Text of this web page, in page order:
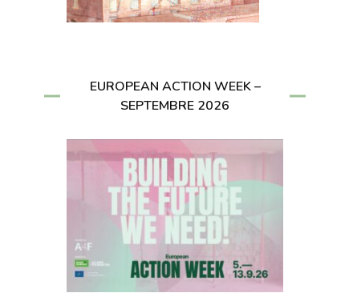
EUROPEAN ACTION WEEK –
SEPTEMBRE 2026